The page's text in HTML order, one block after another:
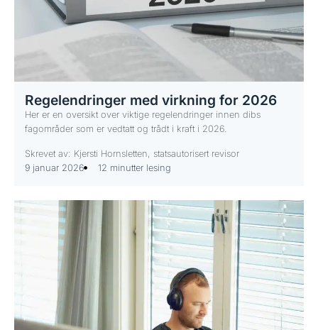
Regelendringer med virkning for 2026
Her er en oversikt over viktige regelendringer innen dibs
fagområder som er vedtatt og trådt i kraft i 2026.
Skrevet av: Kjersti Hornsletten, statsautorisert revisor
9 januar 2026
12 minutter lesing